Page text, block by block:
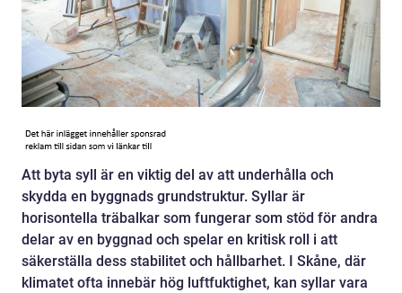
Att byta syll är en viktig del av att underhålla och
skydda en byggnads grundstruktur. Syllar är
horisontella träbalkar som fungerar som stöd för andra
delar av en byggnad och spelar en kritisk roll i att
säkerställa dess stabilitet och hållbarhet. I Skåne, där
klimatet ofta innebär hög luftfuktighet, kan syllar vara